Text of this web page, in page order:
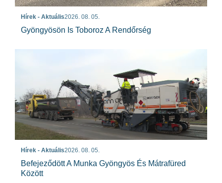
Hírek - Aktuális2026. 08. 05.
Gyöngyösön Is Toboroz A Rendőrség
Hírek - Aktuális2026. 08. 05.
Befejeződött A Munka Gyöngyös És Mátrafüred
Között